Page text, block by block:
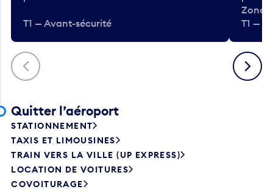
Précédent
T1 — Avant-sécurité
Zone.
T1 —
Suivant
Quitter l’aéroport
STATIONNEMENT
TAXIS ET LIMOUSINES
TRAIN VERS LA VILLE (UP EXPRESS)
LOCATION DE VOITURES
COVOITURAGE